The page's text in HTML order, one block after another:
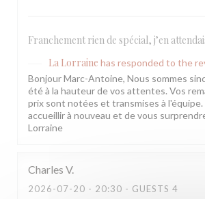
Franchement rien de spécial, j’en
La Lorraine has responded to the
Bonjour Marc-Antoine, Nous sommes
été à la hauteur de vos attentes. Vos
prix sont notées et transmises à
accueillir à nouveau et de vous
Lorraine
Charles V
2026-07-20 - 20:30 - GUESTS 4